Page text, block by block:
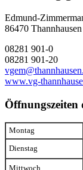
Edmund-
86470 Thannhausen
08281 901-0
08281 901-20
www.vg-
Öffnungszeiten
Montag
Dienstag